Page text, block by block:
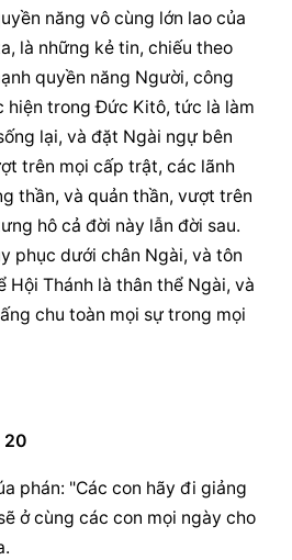
năng vô cùng lớn lao của
là những kẻ tin, chiếu theo
quyền năng Người, công
hiện trong Ðức Kitô, tức là làm
lại, và đặt Ngài ngự bên
trên mọi cấp trật, các lãnh
thần, và quản thần, vượt trên
hô cả đời này lẫn đời sau.
phục dưới chân Ngài, và tôn
Hội Thánh là thân thể Ngài, và
chu toàn mọi sự trong mọi
20
phán: "Các con hãy đi giảng
ở cùng các con mọi ngày cho